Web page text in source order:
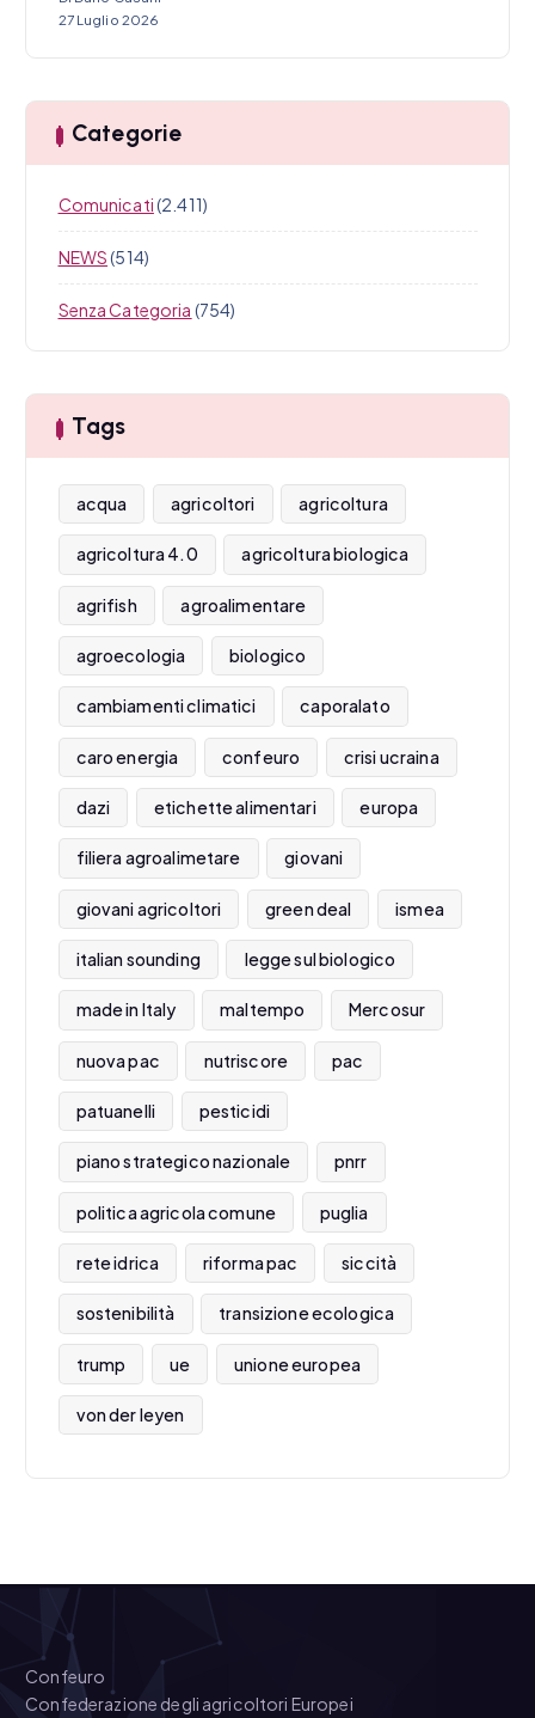
27 Luglio 2026
Categorie
Comunicati(2.411)
NEWS(514)
Senza Categoria (754)
Tags
acqua agricoltori agricoltura
agricoltura 4.0 agricoltura biologica
agrifish agroalimentare
agroecologia biologico
cambiamenti climatici caporalato
caro energia confeuro crisi ucraina
dazi etichette alimentari europa
filiera agroalimetare giovani
giovani agricoltori green deal ismea
italian sounding legge sul biologico
made in Italy maltempo Mercosur
nuova pac nutriscore pac
patuanelli pesticidi
piano strategico nazionale pnrr
politica agricola comune puglia
rete idrica riforma pac siccità
sostenibilità transizione ecologica
trump ue unione europea
von der leyen
Confeuro
Confederazione degli agricoltori Europei